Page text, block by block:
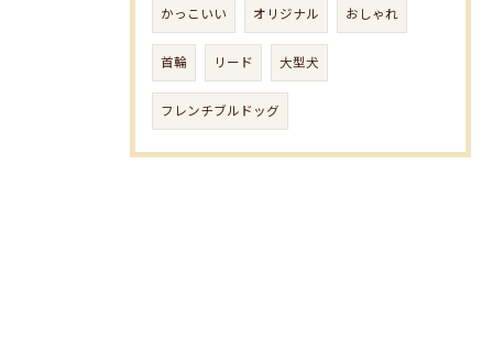
かっこいい オリジナル おしゃれ
首輪 リード 大型犬
フレンチブルドッグ